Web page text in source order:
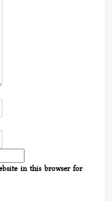
in this browser for